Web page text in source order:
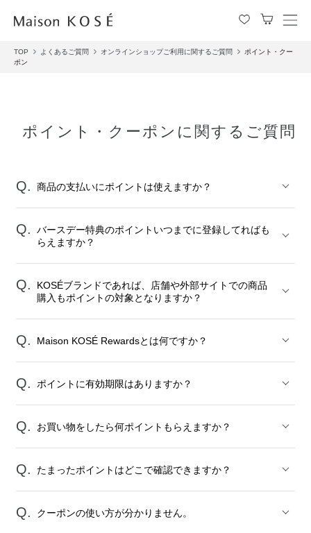
メ
ュ
す
TOP よくあるご質問 オンラインショップご利用に関するご質問
ポイント・クー
ポン
ポイント・クーポンに関するご質問
商品の支払いにポイントは使えますか？
バースデー特典のポイントいつまでに登録してればも
らえますか？
KOSÉブランドであれば、店舗や外部サイトでの商品
購入もポイントの対象となりますか？
Maison KOSÉ Rewardsとは何ですか？
ポイントに有効期限はありますか？
お買い物をしたら何ポイントもらえますか？
たまったポイントはどこで確認できますか？
クーポンの使い方が分かりません。